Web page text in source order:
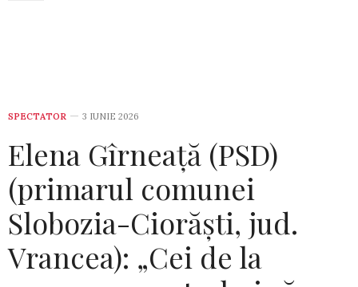
SPECTATOR 3 IUNIE 2026
Elena Gîrneață (PSD)
(primarul comunei
Slobozia-Ciorăști, jud.
Vrancea): „Cei de la